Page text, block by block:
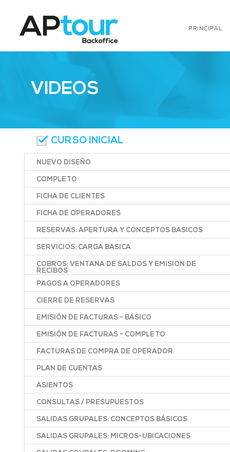
PRINCIPAL
VIDEOS
CURSO INICIAL
NUEVO DISEÑO
COMPLETO
FICHA DE CLIENTES
FICHA DE OPERADORES
RESERVAS: APERTURA Y CONCEPTOS BASICOS
SERVICIOS: CARGA BASICA
COBROS: VENTANA DE SALDOS Y EMISION DE
RECIBOS
PAGOS A OPERADORES
CIERRE DE RESERVAS
EMISIÓN DE FACTURAS - BÁSICO
EMISIÓN DE FACTURAS - COMPLETO
FACTURAS DE COMPRA DE OPERADOR
PLAN DE CUENTAS
ASIENTOS
CONSULTAS / PRESUPUESTOS
SALIDAS GRUPALES: CONCEPTOS BÁSICOS
SALIDAS GRUPALES: MICROS-UBICACIONES